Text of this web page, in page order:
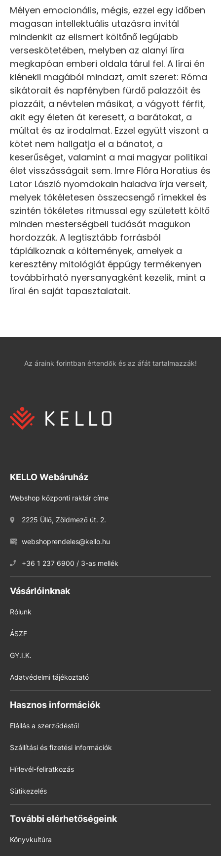
Mélyen emocionális, mégis, ezzel egy időben
magasan intellektuális utazásra invitál
mindenkit az elismert költőnő legújabb
verseskötetében, melyben az alanyi líra
megkapóan emberi oldala tárul fel. A lírai én
kiénekli magából mindazt, amit szeret: Róma
sikátorait és napfényben fürdő palazzóit és
piazzáit, a névtelen másikat, a vágyott férfit,
akit egy életen át keresett, a barátokat, a
múltat és az irodalmat. Ezzel együtt viszont a
kötet nem hallgatja el a bánatot, a
keserűséget, valamint a mai magyar politikai
élet visszásságait sem. Imre Flóra Horatius és
Lator László nyomdokain haladva írja verseit,
melyek tökéletesen összecsengő rímekkel és
szintén tökéletes ritmussal egy született költő
minden mesterségbeli tudását magukon
hordozzák. A legtisztább forrásból
táplálkoznak a költemények, amelyek a
keresztény mitológiát éppúgy termékenyen
továbbírható nyersanyagként kezelik, mint a
lírai én saját tapasztalatait.
Az áraink forintban értendők és az áfát tartalmazzák!
KELLO Webáruház
Webshop központi raktár címe
2225 Üllő, Zöldmező út. 2.
webshoprendeles@kello.hu
+36 1 237 6900 / 3-as mellék
Vásárlóinknak
Rólunk
ÁSZF
GY.I.K.
Adatvédelmi tájékoztató
Hasznos információk
Elállás a szerződéstől
Szállítási és fizetési információk
Hírlevél-feliratkozás
Sütikezelés
További elérhetőségeink
Könyvkultúra